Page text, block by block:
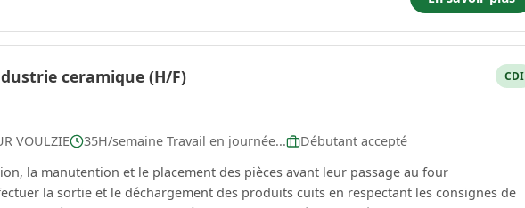
ceramique (H/F) CDI
VOULZIE 35H/semaine Travail en journée...
Débutant accepté
la manutention et le placement des pièces avant leur passage au four
la sortie et le déchargement des produits cuits en respectant les consignes de